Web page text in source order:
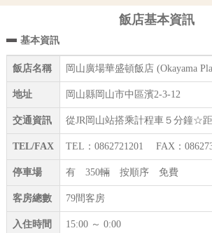
飯店基本資訊
基本資訊
飯店名稱 岡山廣場華盛頓飯店 (Okayama
地址 岡山縣岡山市中區濱2-3-12
交通資訊 從JR岡山站搭乘計程車５分鐘☆
TEL/FAX TEL：0862721201 FAX：
停車場 有 350輛 按順序 免費
客房總數 79間客房
入住時間 15:00 ～ 0:00